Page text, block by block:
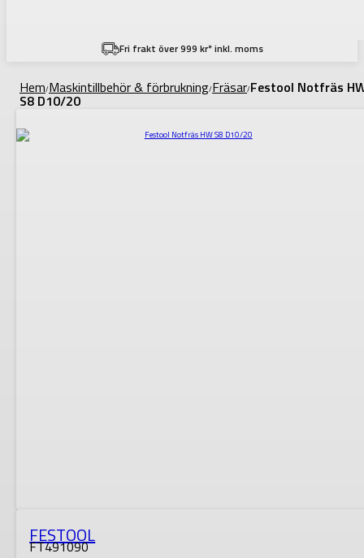
Fri frakt över 999 kr* inkl. moms
Hem/Maskintillbehör & förbrukning/Fräsar/Festool Notfräs
S8 D10/20
FESTOOL
FT491090